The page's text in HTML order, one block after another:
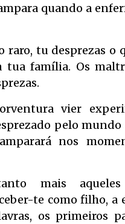
quando a
raro, tu desprezas o
tua família. Os
vier
pelo mundo
nos
mais
te como filho, a
os primeiros